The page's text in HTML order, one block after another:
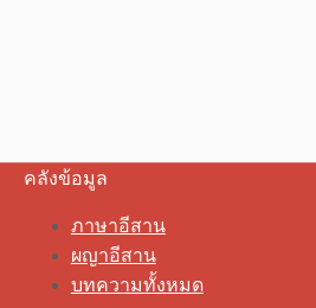
คลังข้อมูล
ภาษาอีสาน
ผญาอีสาน
บทความทั้งหมด